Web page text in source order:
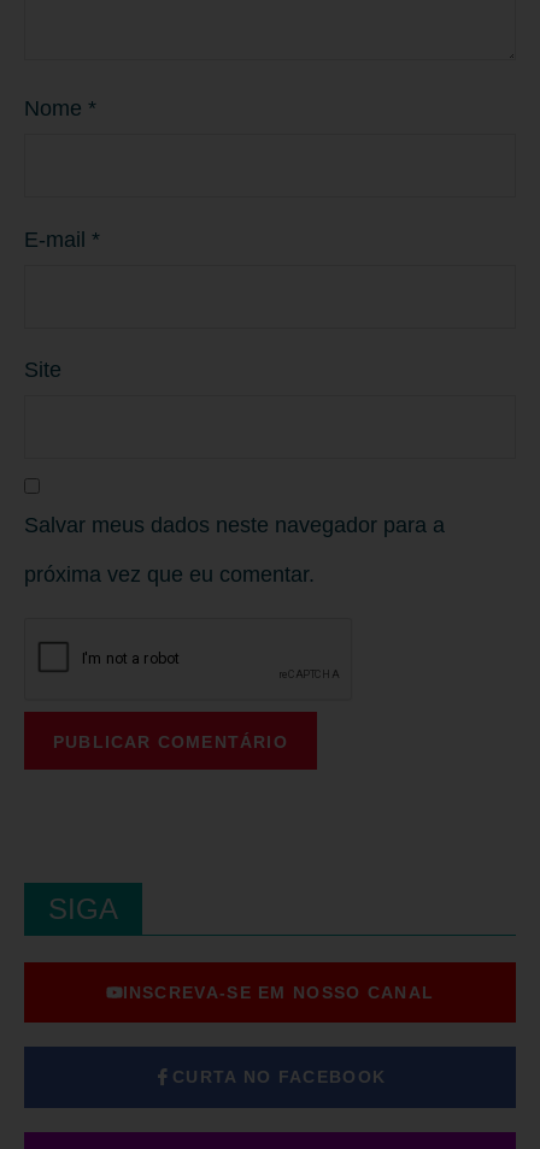
Nome *
E-mail *
Site
Salvar meus dados neste navegador para a
próxima vez que eu comentar.
SIGA
INSCREVA-SE EM NOSSO CANAL
CURTA NO FACEBOOK